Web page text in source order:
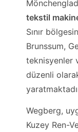
tekstil
Sınır
Brunssum,
teknisyenler
düzenli
Wegberg,
Kuzey Ren-